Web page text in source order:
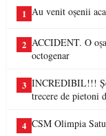
1 Au venit oșenii
2 ACCIDENT. O
octogenar
3 INCREDIBIL!!!
trecere de pietoni
4 CSM Olimpia